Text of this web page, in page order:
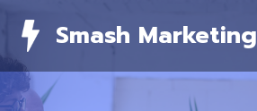
content
Smash Marketing